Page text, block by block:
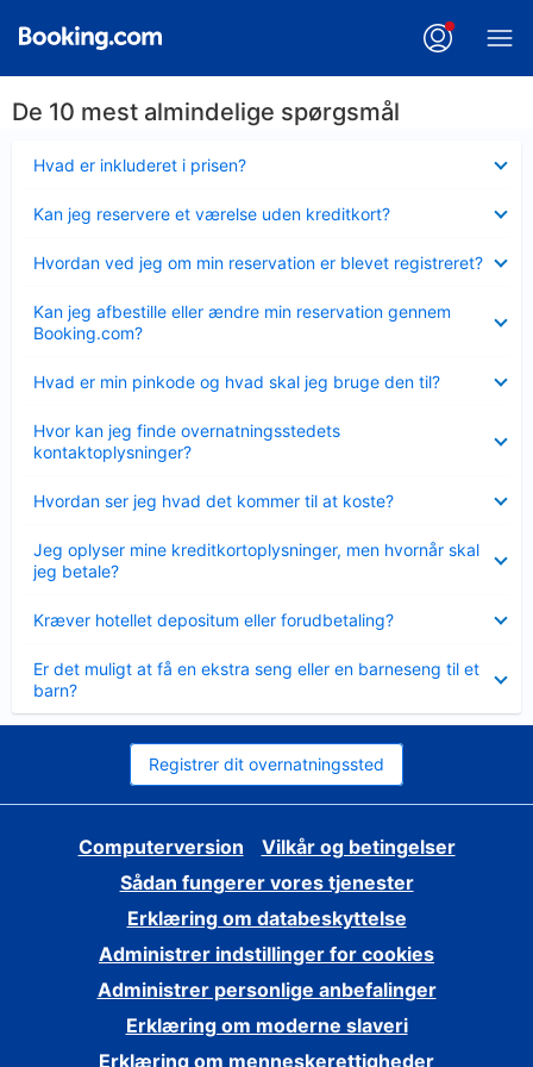
De 10 mest almindelige spørgsmål
Hvad er inkluderet i prisen?
Kan jeg reservere et værelse uden kreditkort?
Hvordan ved jeg om min reservation er blevet registreret?
Kan jeg afbestille eller ændre min reservation gennem
Booking.com?
Hvad er min pinkode og hvad skal jeg bruge den til?
Hvor kan jeg finde overnatningsstedets
kontaktoplysninger?
Hvordan ser jeg hvad det kommer til at koste?
Jeg oplyser mine kreditkortoplysninger, men hvornår skal
jeg betale?
Kræver hotellet depositum eller forudbetaling?
Er det muligt at få en ekstra seng eller en barneseng til et
barn?
Registrer dit overnatningssted
Computerversion
Vilkår og betingelser
Sådan fungerer vores tjenester
Erklæring om databeskyttelse
Administrer indstillinger for cookies
Administrer personlige anbefalinger
Erklæring om moderne slaveri
Erklæring om menneskerettigheder